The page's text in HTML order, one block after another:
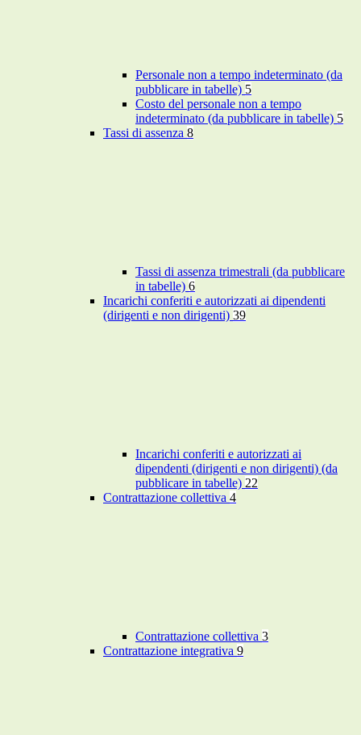
Personale non a tempo indeterminato (da
pubblicare in tabelle) 5
Costo del personale non a tempo
indeterminato (da pubblicare in tabelle) 5
Tassi di assenza 8
Tassi di assenza trimestrali (da pubblicare
in tabelle) 6
Incarichi conferiti e autorizzati ai dipendenti
(dirigenti e non dirigenti) 39
Incarichi conferiti e autorizzati ai
dipendenti (dirigenti e non dirigenti) (da
pubblicare in tabelle) 22
Contrattazione collettiva 4
Contrattazione collettiva 3
Contrattazione integrativa 9